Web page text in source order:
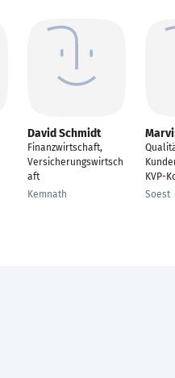
David Schmidt
Finanzwirtschaft,
Versicherungswirtsch
aft
Kemnath
KVP-
Soest